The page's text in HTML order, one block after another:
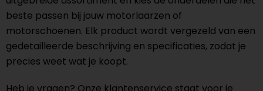
beste passen bij jouw motorlaarzen of
motorschoenen. Elk product wordt vergezeld van een
gedetailleerde beschrijving en specificaties, zodat je
precies weet wat je koopt.